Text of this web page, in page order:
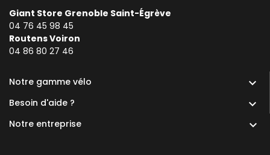
Giant Store Grenoble Saint-Égrève
04 76 45 98 45
Routens Voiron
04 86 80 27 46
Notre gamme vélo 
Besoin d'aide ? 
Notre entreprise 